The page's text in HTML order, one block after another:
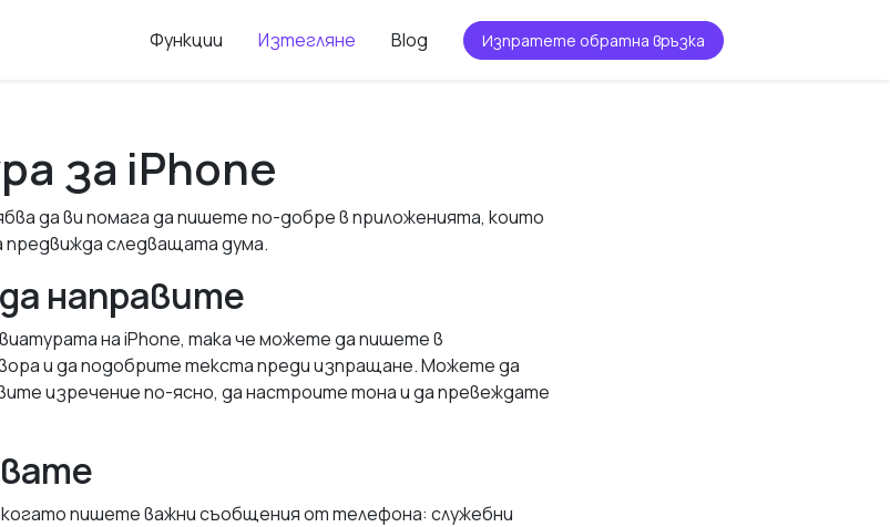
Функции Изтегляне Blog Изпратете обратна връзка
за iPhone
да ви помага да пишете по-добре в приложенията, които
предвижда следващата дума.
направите
на iPhone, така че можете да пишете в
и да подобрите текста преди изпращане. Можете да
изречение по-ясно, да настроите тона и да превеждате
пишете важни съобщения от телефона: служебни